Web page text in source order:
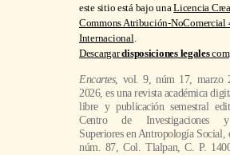
este sitio está bajo unaLicencia
Commons Atribución-NoComercial
Internacional.
Descargardisposiciones legales
Encartes, vol. 9, núm 17, marzo
2026, es una revista académica
libre y publicación semestral
Centro de Investigaciones
Superiores en Antropología Social,
núm. 87, Col. Tlalpan, C. P.